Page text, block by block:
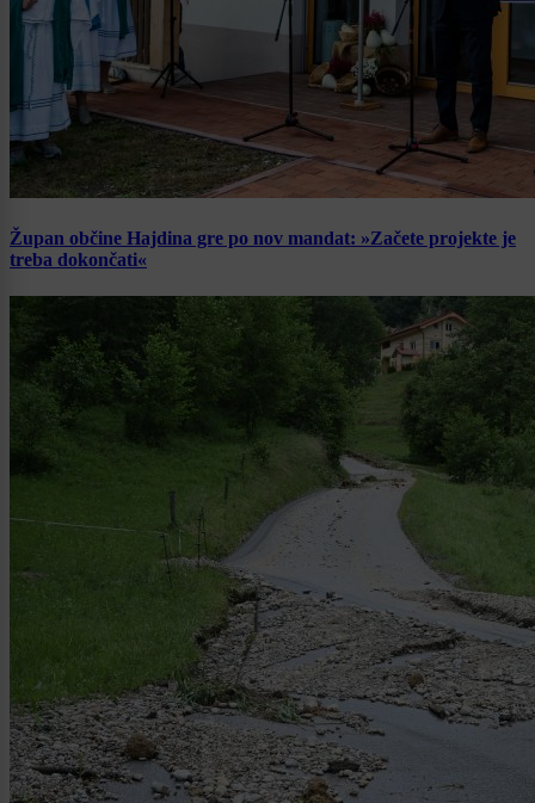
Župan občine Hajdina gre po nov mandat: »Začete projekte je
treba dokončati«